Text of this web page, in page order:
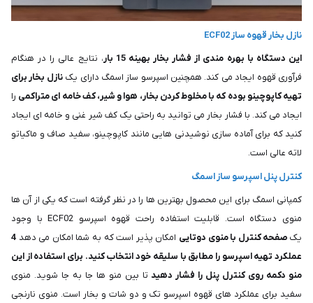
نازل بخار قهوه ساز ECF02
این دستگاه با بهره مندی از فشار بخار بهینه 15 بار
، نتایج عالی را در هنگام
فرآوری قهوه ایجاد می کند. همچنین اسپرسو ساز اسمگ دارای یکنازل بخار برای
تهیه کاپوچینو بوده که با مخلوط کردن بخار، هوا و شیر، کف خامه‌ ای متراکمی را
ایجاد می‌ کند. با فشار بخار می توانید به راحتی یک کف شیر غنی و خامه ای ایجاد
کنید که برای آماده سازی نوشیدنی هایی مانند کاپوچینو، سفید صاف و ماکیاتو
لاته عالی است.
کنترل پنل اسپرسو ساز اسمگ
کمپانی اسمگ برای این محصول بهترین ها را در نظر گرفته است که یکی از آن ها
منوی دستگاه است. قابلیت استفاده راحت قهوه اسپرسو ECF02 با وجود
یک صفحه کنترل با منوی دوتایی امکان پذیر است که به شما امکان می دهد 4
عملکرد تهیه اسپرسو را مطابق با سلیقه خود انتخاب کنید. برای استفاده از این
منو دکمه روی کنترل پنل را فشار دهید تا بین منو ها جا به جا شوید. منوی
سفید برای عملکرد های قهوه اسپرسو تک و دو شات و بخار است. منوی نارنجی